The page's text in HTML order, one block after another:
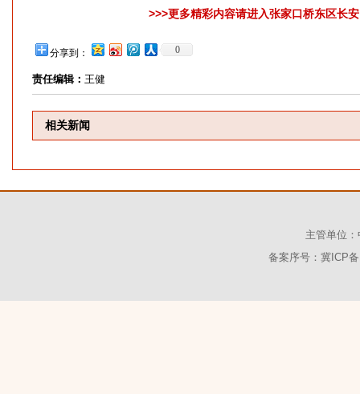
>>>更多精彩内容请进入张家口桥东区长
分享到： 0
责任编辑： 王健
相关新闻
主管单位
备案序号：冀ICP